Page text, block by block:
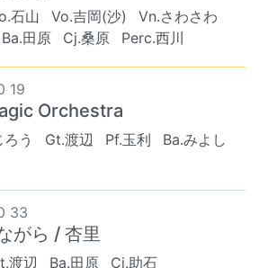
石山 Vo.吉岡(沙)
Vn.さわさわ
Ba.田原 Cj.桑原 Perc.西川
19
Orchestra
う Gt.渡辺 Pf.玉利
Ba.みよし
33
がら / 杏里
渡辺 Ba.田原 Cj.助石